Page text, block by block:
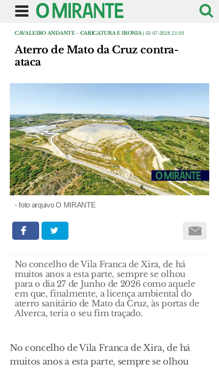
CAVALEIRO ANDANTE - CARICATURA E IRONIA | 02-07-2026 21:00
Aterro de Mato da Cruz contra-
ataca
- foto arquivo O MIRANTE
No concelho de Vila Franca de Xira, de há
muitos anos a esta parte, sempre se olhou
para o dia 27 de Junho de 2026 como aquele
em que, finalmente, a licença ambiental do
aterro sanitário de Mato da Cruz, às portas de
Alverca, teria o seu fim traçado.
No concelho de Vila Franca de Xira, de há
muitos anos a esta parte, sempre se olhou